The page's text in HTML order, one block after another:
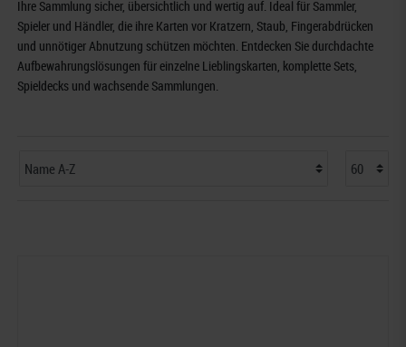
Ihre Sammlung sicher, übersichtlich und wertig auf. Ideal für Sammler,
Spieler und Händler, die ihre Karten vor Kratzern, Staub, Fingerabdrücken
und unnötiger Abnutzung schützen möchten. Entdecken Sie durchdachte
Aufbewahrungslösungen für einzelne Lieblingskarten, komplette Sets,
Spieldecks und wachsende Sammlungen.